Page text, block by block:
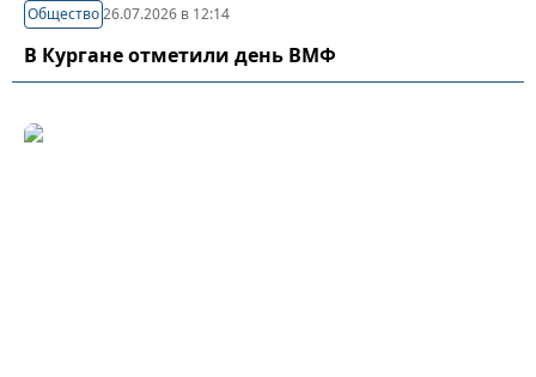
Общество26.07.2026 в 12:14
В Кургане отметили день ВМФ